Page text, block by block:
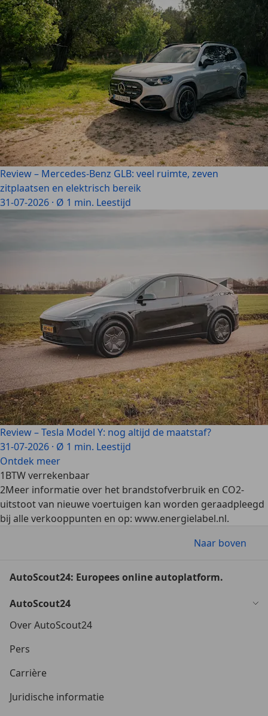
Review – Mercedes-Benz GLB: veel ruimte, zeven
zitplaatsen en elektrisch bereik
31-07-2026 · Ø 1 min. Leestijd
Review – Tesla Model Y: nog altijd de maatstaf?
31-07-2026 · Ø 1 min. Leestijd
Ontdek meer
1BTW verrekenbaar
2Meer informatie over het brandstofverbruik en CO2-
uitstoot van nieuwe voertuigen kan worden geraadpleegd
bij alle verkooppunten en op: www.energielabel.nl.
Naar boven
AutoScout24: Europees online autoplatform.
AutoScout24
Over AutoScout24
Pers
Carrière
Juridische informatie